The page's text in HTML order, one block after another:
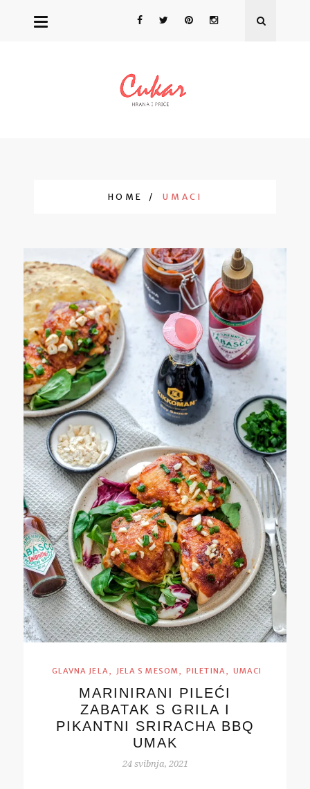
HOME UMACI
GLAVNA JELA , JELA S MESOM, PILETINA , UMACI
MARINIRANI PILEĆI
ZABATAK S GRILA I
PIKANTNI SRIRACHA BBQ
UMAK
24 svibnja, 2021